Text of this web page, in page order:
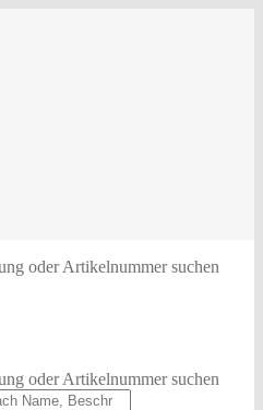
oder Artikelnummer suchen
oder Artikelnummer suchen